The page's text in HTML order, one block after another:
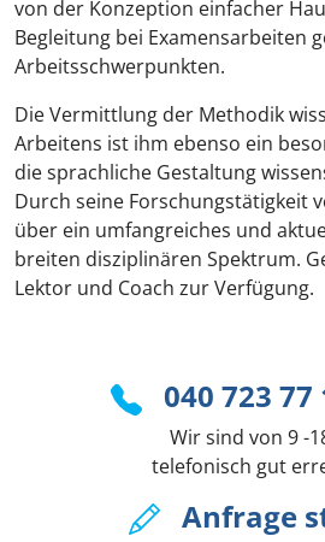
von der Konzeption einfacher
Begleitung bei Examensarbeiten
Arbeitsschwerpunkten.
Die Vermittlung der Methodik
Arbeitens ist ihm ebenso ein
die sprachliche Gestaltung
Durch seine Forschungstätigkeit
über ein umfangreiches und
breiten disziplinären Spektrum.
Lektor und Coach zur Verfügung.
040 723 77
Wir sind von 9 -
telefonisch gut
Anfrage